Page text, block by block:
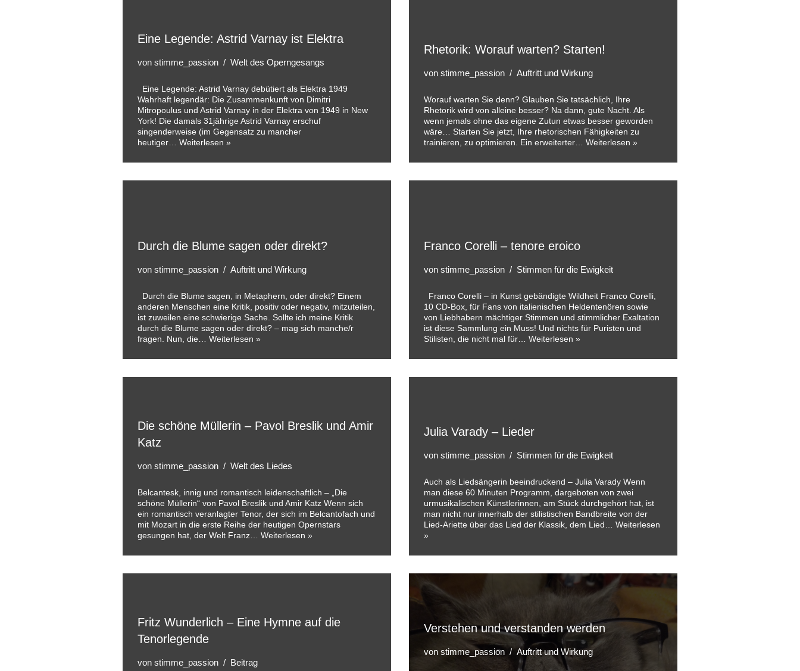
Eine Legende: Astrid Varnay ist Elektra
vonstimme_passion Welt des Operngesangs
Eine Legende: Astrid Varnay debütiert als Elektra 1949
Wahrhaft legendär: Die Zusammenkunft von Dimitri
Mitropoulus und Astrid Varnay in der Elektra von 1949 in New
York! Die damals 31jährige Astrid Varnay erschuf
singenderweise (im Gegensatz zu mancher
heutiger…Weiterlesen »
Rhetorik: Worauf warten? Starten!
von stimme_passion Auftritt und Wirkung
Worauf warten Sie denn? Glauben Sie tatsächlich, Ihre
Rhetorik wird von alleine besser? Na dann, gute Nacht. Als
wenn jemals ohne das eigene Zutun etwas besser geworden
wäre… Starten Sie jetzt, Ihre rhetorischen Fähigkeiten zu
trainieren, zu optimieren. Ein erweiterter… Weiterlesen »
Durch die Blume sagen oder direkt?
vonstimme_passion Auftritt und Wirkung
Durch die Blume sagen, in Metaphern, oder direkt? Einem
anderen Menschen eine Kritik, positiv oder negativ, mitzuteilen,
ist zuweilen eine schwierige Sache. Sollte ich meine Kritik
durch die Blume sagen oder direkt? – mag sich manche/r
fragen. Nun, die…Weiterlesen »
Franco Corelli – tenore eroico
von stimme_passion Stimmen für die Ewigkeit
Franco Corelli – in Kunst gebändigte Wildheit Franco Corelli,
10 CD-Box, für Fans von italienischen Heldentenören sowie
von Liebhabern mächtiger Stimmen und stimmlicher Exaltation
ist diese Sammlung ein Muss! Und nichts für Puristen und
Stilisten, die nicht mal für… Weiterlesen »
Die schöne Müllerin – Pavol Breslik und Amir
Katz
vonstimme_passion Welt des Liedes
Belcantesk, innig und romantisch leidenschaftlich – „Die
schöne Müllerin“ von Pavol Breslik und Amir Katz Wenn sich
ein romantisch veranlagter Tenor, der sich im Belcantofach und
mit Mozart in die erste Reihe der heutigen Opernstars
gesungen hat, der Welt Franz…Weiterlesen »
Julia Varady – Lieder
von stimme_passion Stimmen für die Ewigkeit
Auch als Liedsängerin beeindruckend – Julia Varady Wenn
man diese 60 Minuten Programm, dargeboten von zwei
urmusikalischen Künstlerinnen, am Stück durchgehört hat, ist
man nicht nur innerhalb der stilistischen Bandbreite von der
Lied-Ariette über das Lied der Klassik, dem Lied… Weiterlesen
»
Fritz Wunderlich – Eine Hymne auf die
Tenorlegende
vonstimme_passion Beitrag
Verstehen und verstanden werden
von stimme_passion Auftritt und Wirkung